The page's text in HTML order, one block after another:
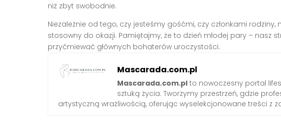
niż zbyt swobodnie.
Niezależnie od tego, czy jesteśmy gośćmi, czy członkami
stosowny do okazji. Pamiętajmy, że to dzień młodej pary – nasz
przyćmiewać głównych bohaterów uroczystości.
Mascarada.com.pl
Mascarada.com.pl to nowoczesny portal
sztuką życia. Tworzymy przestrzeń, gdzie
artystyczną wrażliwością, oferując wyselekcjonowane treści z